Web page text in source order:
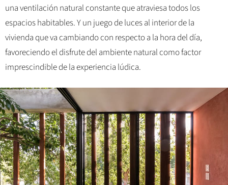
una ventilación natural constante que atraviesa todos los
espacios habitables. Y un juego de luces al interior de la
vivienda que va cambiando con respecto a la hora del día,
favoreciendo el disfrute del ambiente natural como factor
imprescindible de la experiencia lúdica.